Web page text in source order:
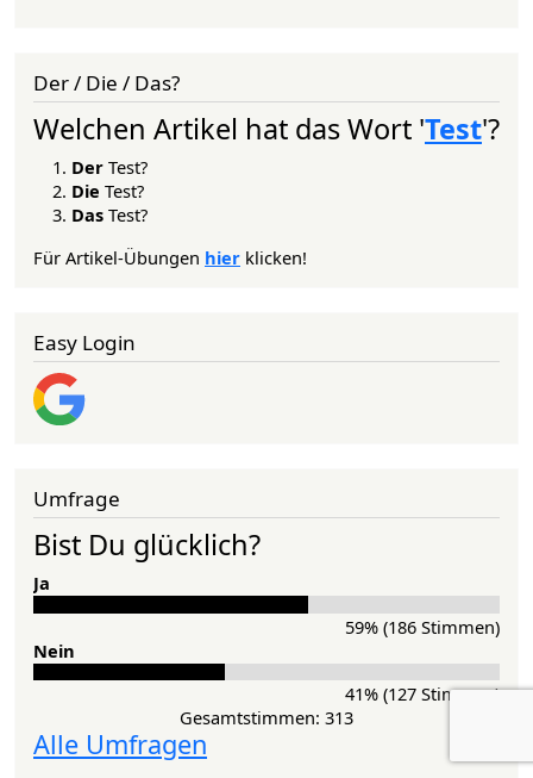
Der / Die / Das?
Welchen Artikel hat das Wort 'Test'?
Der Test?
Die Test?
Das Test?
Für Artikel-Übungen hier klicken!
Easy Login
Umfrage
Bist Du glücklich?
Ja
59% (186 Stimmen)
Nein
41% (127 Stimmen)
Gesamtstimmen: 313
Alle Umfragen